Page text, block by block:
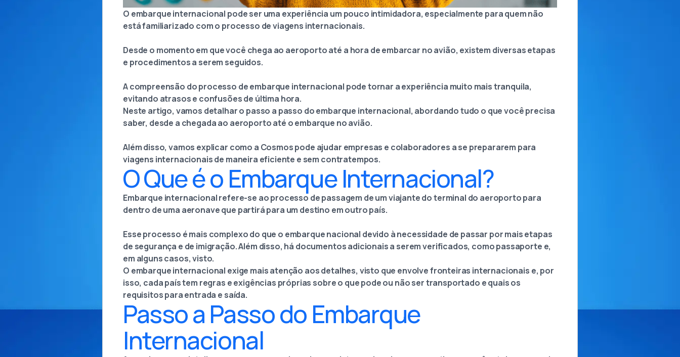
O embarque internacional pode ser uma experiência um pouco intimidadora, especialmente para quem não
está familiarizado com o processo de viagens internacionais.
Desde o momento em que você chega ao aeroporto até a hora de embarcar no avião, existem diversas etapas
e procedimentos a serem seguidos.
A compreensão do processo de embarque internacional pode tornar a experiência muito mais tranquila,
evitando atrasos e confusões de última hora.
Neste artigo, vamos detalhar o passo a passo do embarque internacional, abordando tudo o que você precisa
saber, desde a chegada ao aeroporto até o embarque no avião.
Além disso, vamos explicar como a Cosmos pode ajudar empresas e colaboradores a se prepararem para
viagens internacionais de maneira eficiente e sem contratempos.
O Que é o Embarque Internacional?
Embarque internacional refere-se ao processo de passagem de um viajante do terminal do aeroporto para
dentro de uma aeronave que partirá para um destino em outro país.
Esse processo é mais complexo do que o embarque nacional devido à necessidade de passar por mais etapas
de segurança e de imigração. Além disso, há documentos adicionais a serem verificados, como passaporte e,
em alguns casos, visto.
O embarque internacional exige mais atenção aos detalhes, visto que envolve fronteiras internacionais e, por
isso, cada país tem regras e exigências próprias sobre o que pode ou não ser transportado e quais os
requisitos para entrada e saída.
Passo a Passo do Embarque
Internacional